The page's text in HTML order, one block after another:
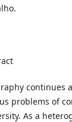
continues
problems of
As a